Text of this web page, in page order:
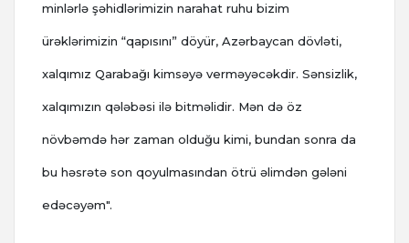
minlərlə şəhidlərimizin narahat ruhu bizim
ürəklərimizin “qapısını” döyür, Azərbaycan dövləti,
xalqımız Qarabağı kimsəyə verməyəcəkdir. Sənsizlik,
xalqımızın qələbəsi ilə bitməlidir. Mən də öz
növbəmdə hər zaman olduğu kimi, bundan sonra da
bu həsrətə son qoyulmasından ötrü əlimdən gələni
edəcəyəm".